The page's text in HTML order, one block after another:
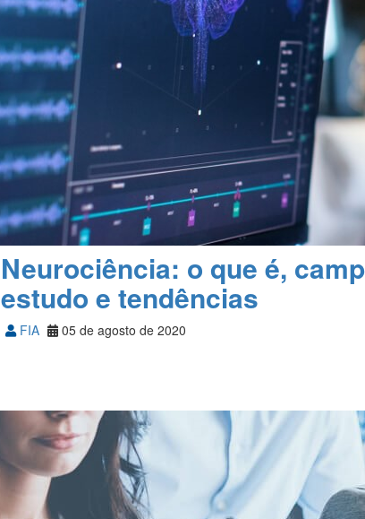
Neurociência: o que é,
estudo e tendências
FIA 05 de agosto de 2020